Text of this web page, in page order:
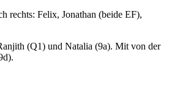
rechts: Felix, Jonathan (beide EF),
(Q1) und Natalia (9a). Mit von der